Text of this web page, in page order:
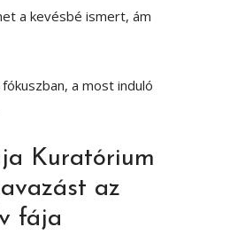
a kevésbé ismert, ám
a most induló
Kuratórium
az
fája